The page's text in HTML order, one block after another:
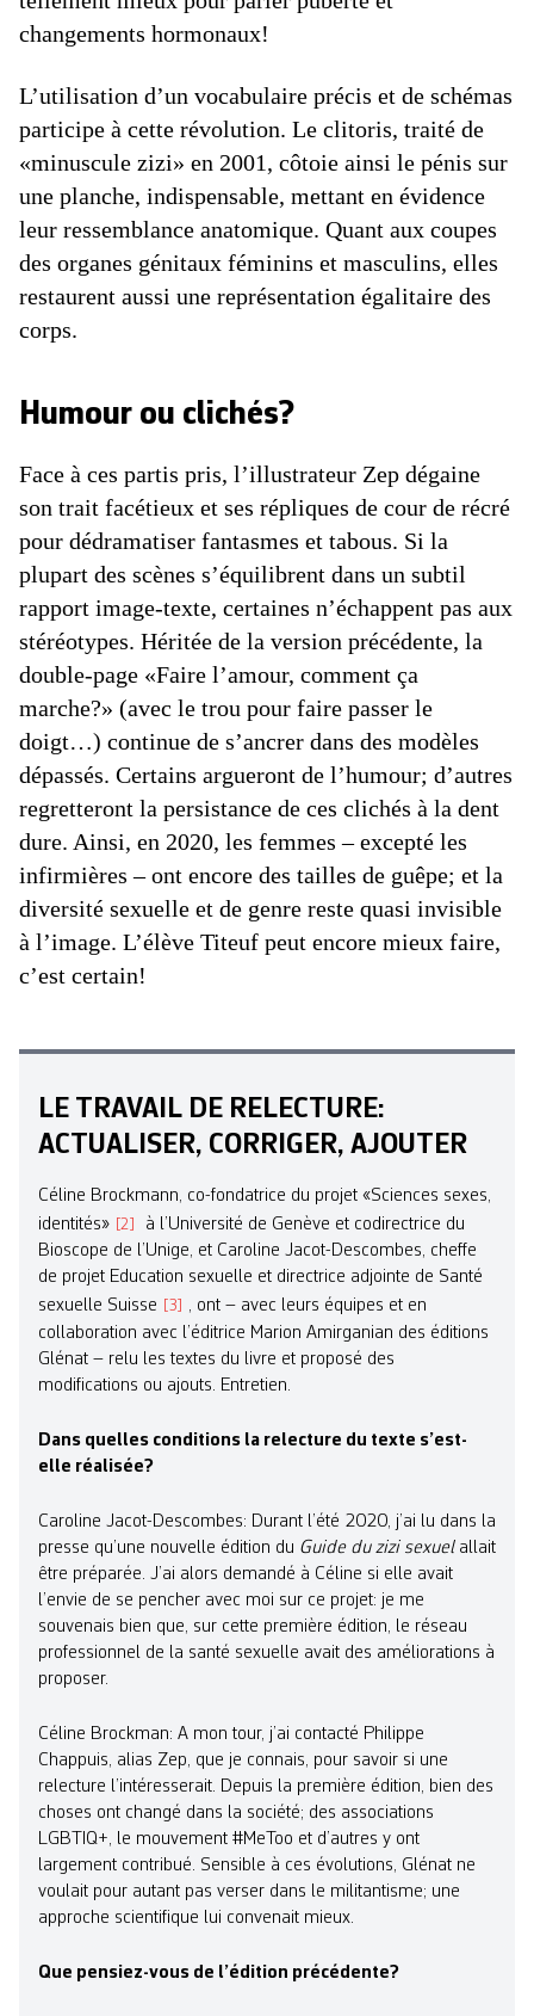
changements hormonaux!
L’utilisation d’un vocabulaire précis et de schémas
participe à cette révolution. Le clitoris, traité de
«minuscule zizi» en 2001, côtoie ainsi le pénis sur
une planche, indispensable, mettant en évidence
leur ressemblance anatomique. Quant aux coupes
des organes génitaux féminins et masculins, elles
restaurent aussi une représentation égalitaire des
corps.
Humour ou clichés?
Face à ces partis pris, l’illustrateur Zep dégaine
son trait facétieux et ses répliques de cour de récré
pour dédramatiser fantasmes et tabous. Si la
plupart des scènes s’équilibrent dans un subtil
rapport image-texte, certaines n’échappent pas aux
stéréotypes. Héritée de la version précédente, la
double-page «Faire l’amour, comment ça
marche?» (avec le trou pour faire passer le
doigt…) continue de s’ancrer dans des modèles
dépassés. Certains argueront de l’humour; d’autres
regretteront la persistance de ces clichés à la dent
dure. Ainsi, en 2020, les femmes – excepté les
infirmières – ont encore des tailles de guêpe; et la
diversité sexuelle et de genre reste quasi invisible
à l’image. L’élève Titeuf peut encore mieux faire,
c’est certain!
LE TRAVAIL DE RELECTURE:
ACTUALISER, CORRIGER, AJOUTER
Céline Brockmann, co-fondatrice du projet «Sciences sexes,
identités»
2
à l’Université de Genève et codirectrice du
Bioscope de l’Unige, et Caroline Jacot-Descombes, cheffe
de projet Education sexuelle et directrice adjointe de Santé
sexuelle Suisse
3
, ont – avec leurs équipes et en
collaboration avec l’éditrice Marion Amirganian des éditions
Glénat – relu les textes du livre et proposé des
modifications ou ajouts. ­Entretien.
Dans quelles conditions la relecture du texte s’est-
elle réalisée?
Caroline Jacot-Descombes: Durant l’été 2020, j’ai lu dans la
presse qu’une nouvelle édition du Guide du zizi sexuelallait
être préparée. J’ai alors demandé à Céline si elle avait
l’envie de se pencher avec moi sur ce projet: je me
souvenais bien que, sur cette première édition, le réseau
professionnel de la santé sexuelle avait des améliorations à
proposer.
Céline Brockman: A mon tour, j’ai contacté Philippe
Chappuis, alias Zep, que je connais, pour savoir si une
relecture l’intéresserait. Depuis la première édition, bien des
choses ont changé dans la société; des associations
LGBTIQ+, le mouvement #MeToo et d’autres y ont
largement contribué. Sensible à ces évolutions, Glénat ne
voulait pour autant pas verser dans le militantisme; une
approche scientifique lui convenait mieux.
Que pensiez-vous de l’édition précédente?